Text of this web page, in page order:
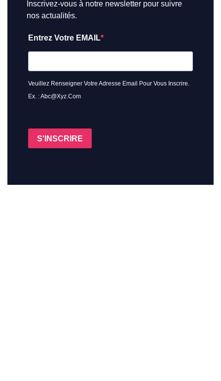
Inscrivez-vous à notre newsletter pour suivre
nos actualités.
Entrez Votre EMAIL
Veuillez Renseigner Votre Adresse Email Pour Vous Inscrire.
Ex. : Abc@xyz.com
S'INSCRIRE